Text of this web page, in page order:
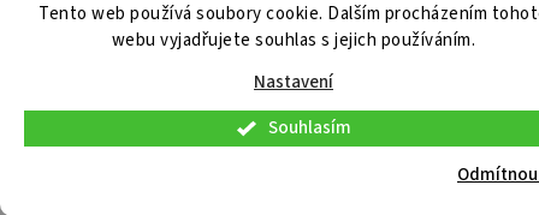
Tento web používá soubory cookie. Dalším procházením
webu vyjadřujete souhlas s jejich používáním.
Nastavení
Souhlasím
V pátek 7. 8. 2026 budou osobní konzultace a telefonická podpora dostupné
pouze do 9:00. Osobní odběr již připravených objednávek bude možný